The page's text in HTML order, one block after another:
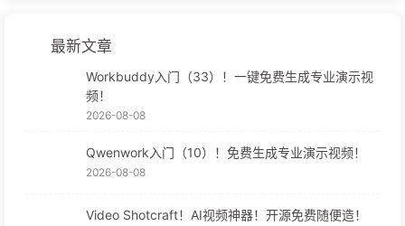
最新文章
Workbuddy入门（33）！一键免费生成专业演示视
频！
2026-08-08
Qwenwork入门（10）！免费生成专业演示视频！
2026-08-08
Video Shotcraft！AI视频神器！开源免费随便造！